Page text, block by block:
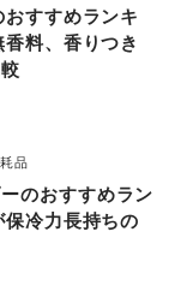
おすすめランキ
料、香りつき
品
のおすすめラン
冷力長持ちの